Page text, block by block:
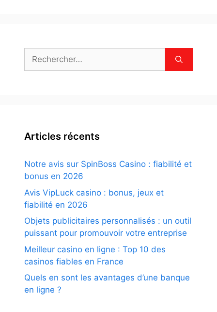
Rechercher :
Articles récents
Notre avis sur SpinBoss Casino : fiabilité et
bonus en 2026
Avis VipLuck casino : bonus, jeux et
fiabilité en 2026
Objets publicitaires personnalisés : un outil
puissant pour promouvoir votre entreprise
Meilleur casino en ligne : Top 10 des
casinos fiables en France
Quels en sont les avantages d’une banque
en ligne ?